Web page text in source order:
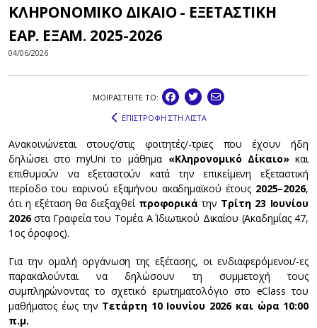
ΚΛΗΡΟΝΟΜΙΚΟ ΔΙΚΑΙΟ - ΕΞΕΤΑΣΤΙΚΗ
ΕΑΡ. ΕΞΑΜ. 2025-2026
04/06/2026
ΜΟΙΡΑΣΤEIΤΕ ΤΟ:
ΕΠΙΣΤΡΟΦΗ ΣΤΗ ΛΙΣΤΑ
Ανακοινώνεται στους/στις φοιτητές/-τριες που έχουν ήδη
δηλώσει στο myUni το μάθημα «Κληρονομικό Δίκαιο»και
επιθυμούν να εξεταστούν κατά την επικείμενη εξεταστική
περίοδο του εαρινού εξαμήνου ακαδημαϊκού έτους 2025–2026,
ότι η εξέταση θα διεξαχθεί προφορικά την Τρίτη 23 Ιουνίου
2026στα Γραφεία του Τομέα Α΄ Ιδιωτικού Δικαίου (Ακαδημίας 47,
1ος όροφος).
Για την ομαλή οργάνωση της εξέτασης, οι ενδιαφερόμενοι/-ες
παρακαλούνται να δηλώσουν τη συμμετοχή τους
συμπληρώνοντας το σχετικό ερωτηματολόγιο στο eClass του
μαθήματος έως την Τετάρτη 10 Ιουνίου 2026 και ώρα 10:00
π.μ.